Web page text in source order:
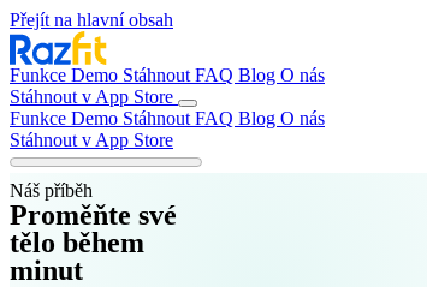
Přejít na hlavní obsah
Funkce Demo Stáhnout FAQ Blog O nás
Stáhnout v App Store
Funkce Demo Stáhnout FAQ Blog O nás
Stáhnout v App Store
Náš příběh
Proměňte své
tělo během
minut